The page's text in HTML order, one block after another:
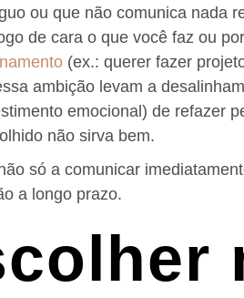
ou que não comunica nada
de cara o que você faz ou
(ex.: querer fazer
ambição levam a
emocional) de refazer
não sirva bem.
só a comunicar
a longo prazo.